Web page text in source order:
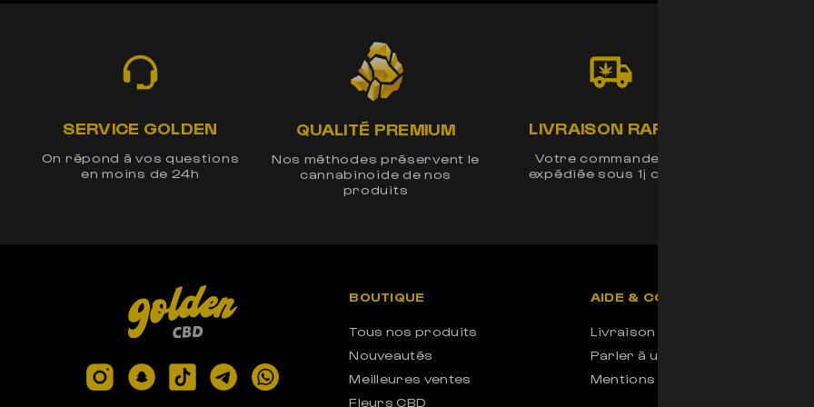
SERVICE GOLDEN
On répond à vos questions
en moins de 24h
QUALITÉ PREMIUM
Nos méthodes préservent le
cannabinoide de nos
produits
LIVRAISON RAPIDE
Votre commande est
expédiée sous 1j ouvré
BOUTIQUE
Tous nos produits
Nouveautés
Meilleures ventes
Fleurs CBD
AIDE & CONTACT
Livraison & Suivi
Parler à un conseiller
Mentions légales